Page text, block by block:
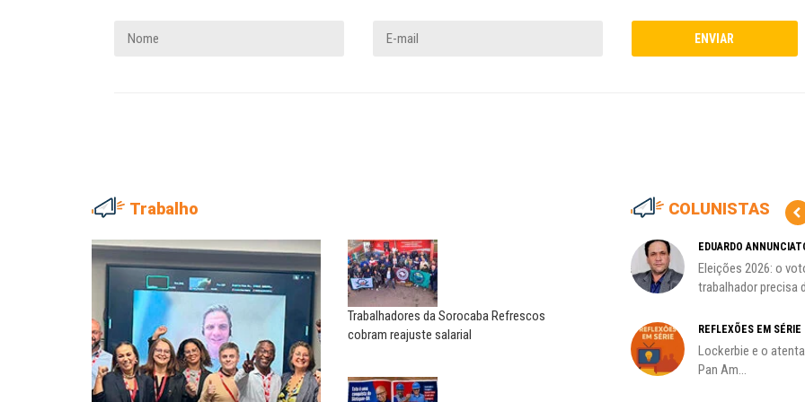
Trabalho
Trabalhadores da Sorocaba Refrescos
cobram reajuste salarial
COLUNISTAS
NILTON NECO
Sindec: 94 anos de união e
MARIA AUXILIADORA
Agosto Lilás: todos e todas no
combate à...
SERGIO LUIZ LEITE (SERGINHO)
Saúde mental:
responsabilidade de todos
MARCOS VERLAINE
Nem reconstruir, nem
reinventar, o sindicalismo
precisa voltar...
A geopolítica nas eleições de
EDUARDO
Eleições 2026: o
trabalhador precisa
REFLEXÕES EM SÉRIE
Lockerbie e o
Pan Am...